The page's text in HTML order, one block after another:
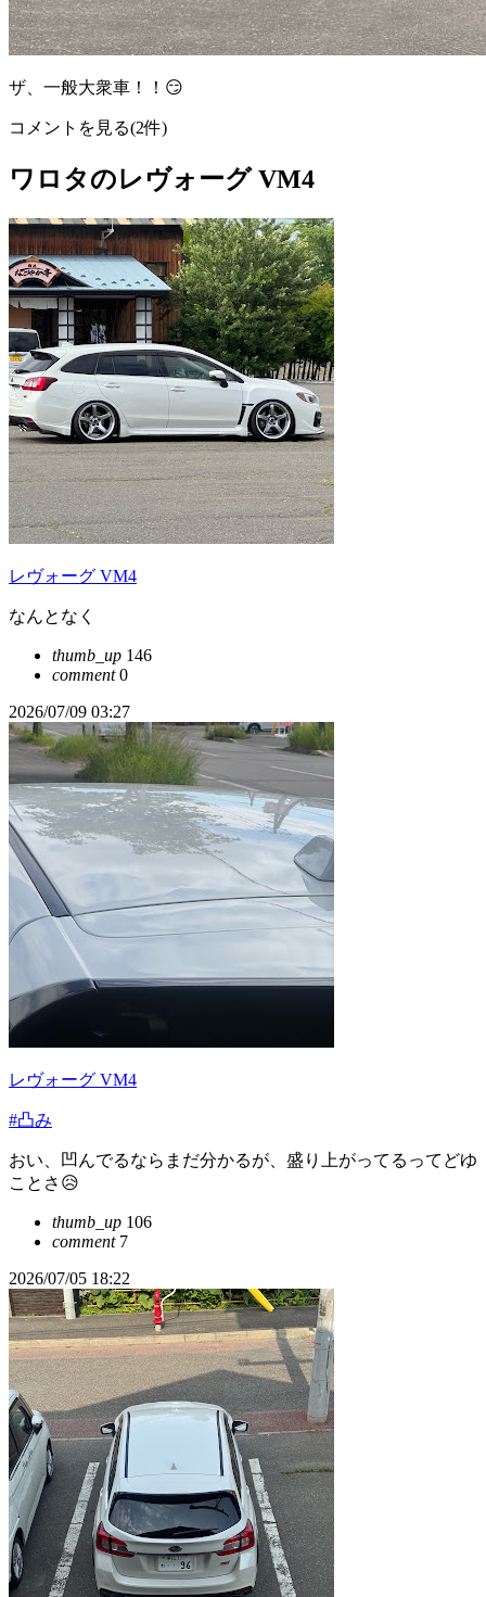
ザ、一般大衆車！！😏
コメントを見る(2件)
ワロタのレヴォーグ VM4
レヴォーグ VM4
なんとなく
thumb_up 146
comment0
2026/07/09 03:27
レヴォーグ VM4
#凸み
おい、凹んでるならまだ分かるが、盛り上がってるってどゆ
ことさ😥
thumb_up 106
comment7
2026/07/05 18:22